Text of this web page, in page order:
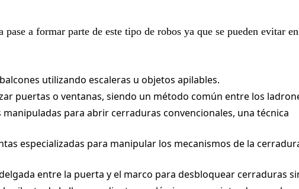
a formar parte de este tipo de robos ya que se pueden evitar
utilizando escaleras u objetos apilables.
puertas o ventanas, siendo un método común entre los
manipuladas para abrir cerraduras convencionales, una técnica
especializadas para manipular los mecanismos de la
entre la puerta y el marco para desbloquear cerraduras